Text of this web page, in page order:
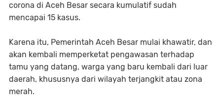
corona di Aceh Besar secara kumulatif sudah
mencapai 15 kasus.
Karena itu, Pemerintah Aceh Besar mulai khawatir, dan
akan kembali memperketat pengawasan terhadap
tamu yang datang, warga yang baru kembali dari luar
daerah, khususnya dari wilayah terjangkit atau zona
merah.